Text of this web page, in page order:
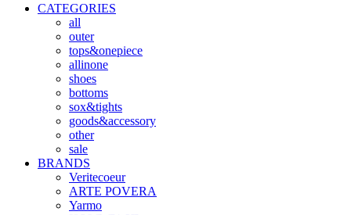
CATEGORIES
all
outer
tops&onepiece
allinone
shoes
bottoms
sox&tights
goods&accessory
other
sale
BRANDS
Veritecoeur
ARTE POVERA
Yarmo